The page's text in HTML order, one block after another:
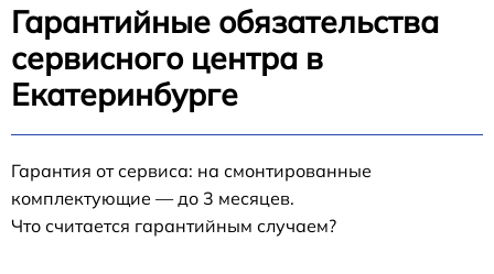
Гарантийные обязательства
сервисного центра в
Екатеринбурге
Гарантия от сервиса: на смонтированные
комплектующие — до 3 месяцев.
Что считается гарантийным случаем?